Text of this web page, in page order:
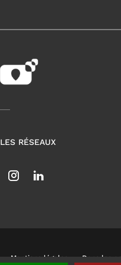
RÉSEAUX
Mentions légales Dans les